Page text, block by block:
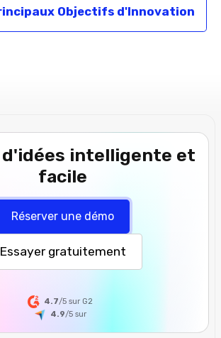
Objectifs d'Innovation
d'idées intelligente et
facile
Réserver une démo
Essayer gratuitement
4.7/5 sur G2
4.9/5sur